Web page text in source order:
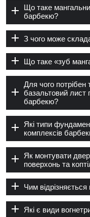
Що таке
барбекю?
З чого може
Що таке «зуб
Для чого
базальтовий лист
барбекю?
Які типи
комплексів
Як монтувати
поверхонь та
Чим
Які є види